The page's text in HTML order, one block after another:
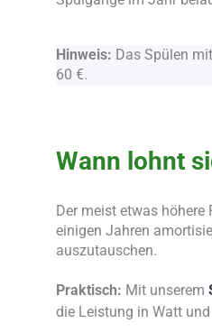
Hinweis: Das Spülen
60 €.
Wann lohnt
Der meist etwas
einigen Jahren
auszutauschen.
Praktisch: Mit unserem
die Leistung in Watt